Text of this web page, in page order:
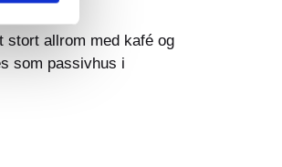
stort allrom med kafé og
som passivhus i